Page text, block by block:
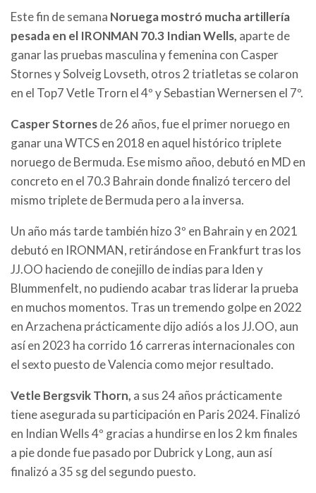
Este fin de semana Noruega mostró mucha artillería
pesada en el IRONMAN 70.3 Indian Wells, aparte de
ganar las pruebas masculina y femenina con Casper
Stornes y Solveig Lovseth, otros 2 triatletas se colaron
en el Top7 Vetle Trorn el 4º y Sebastian Wernersen el 7º.
Casper Stornesde 26 años, fue el primer noruego en
ganar una WTCS en 2018 en aquel histórico triplete
noruego de Bermuda. Ese mismo añoo, debutó en MD en
concreto en el 70.3 Bahrain donde finalizó tercero del
mismo triplete de Bermuda pero a la inversa.
Un año más tarde también hizo 3º en Bahrain y en 2021
debutó en IRONMAN, retirándose en Frankfurt tras los
JJ.OO haciendo de conejillo de indias para Iden y
Blummenfelt, no pudiendo acabar tras liderar la prueba
en muchos momentos. Tras un tremendo golpe en 2022
en Arzachena prácticamente dijo adiós a los JJ.OO, aun
así en 2023 ha corrido 16 carreras internacionales con
el sexto puesto de Valencia como mejor resultado.
Vetle Bergsvik Thorn, a sus 24 años prácticamente
tiene asegurada su participación en Paris 2024. Finalizó
en Indian Wells 4º gracias a hundirse en los 2 km finales
a pie donde fue pasado por Dubrick y Long, aun así
finalizó a 35 sg del segundo puesto.